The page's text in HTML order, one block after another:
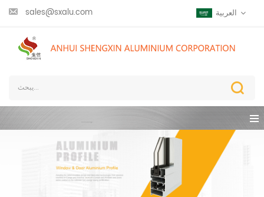
sales@sxalu.com العربية